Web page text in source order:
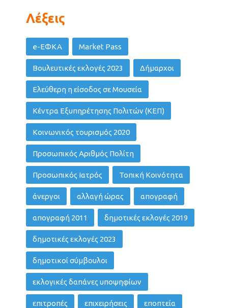
Λέξεις
e-ΕΦΚΑ Market Pass
Βουλευτικές εκλογές 2023 Δήμαρχοι
Ελεύθερη η είσοδος σε Μουσεία
Κέντρα Εξυπηρέτησης Πολιτών (ΚΕΠ)
Κοινωνικός τουρισμός 2020
Προσωπικός Αριθμός Πολίτη
Προσωπικός Ιατρός Τοπική Κοινότητα
άνεργοι αλλαγή ώρας απογραφή
απογραφή 2011 δημοτικές εκλογές 2019
δημοτικές εκλογές 2023
δημοτικοί σύμβουλοι
εκλογικές δαπάνες υποψηφίων
επιτροπές επιχειρήσεις εποπτεία